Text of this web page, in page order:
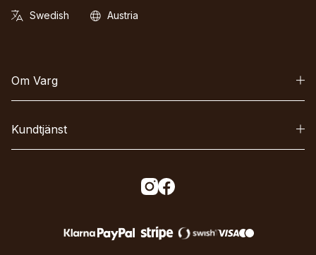
Om Varg
Kundtjänst